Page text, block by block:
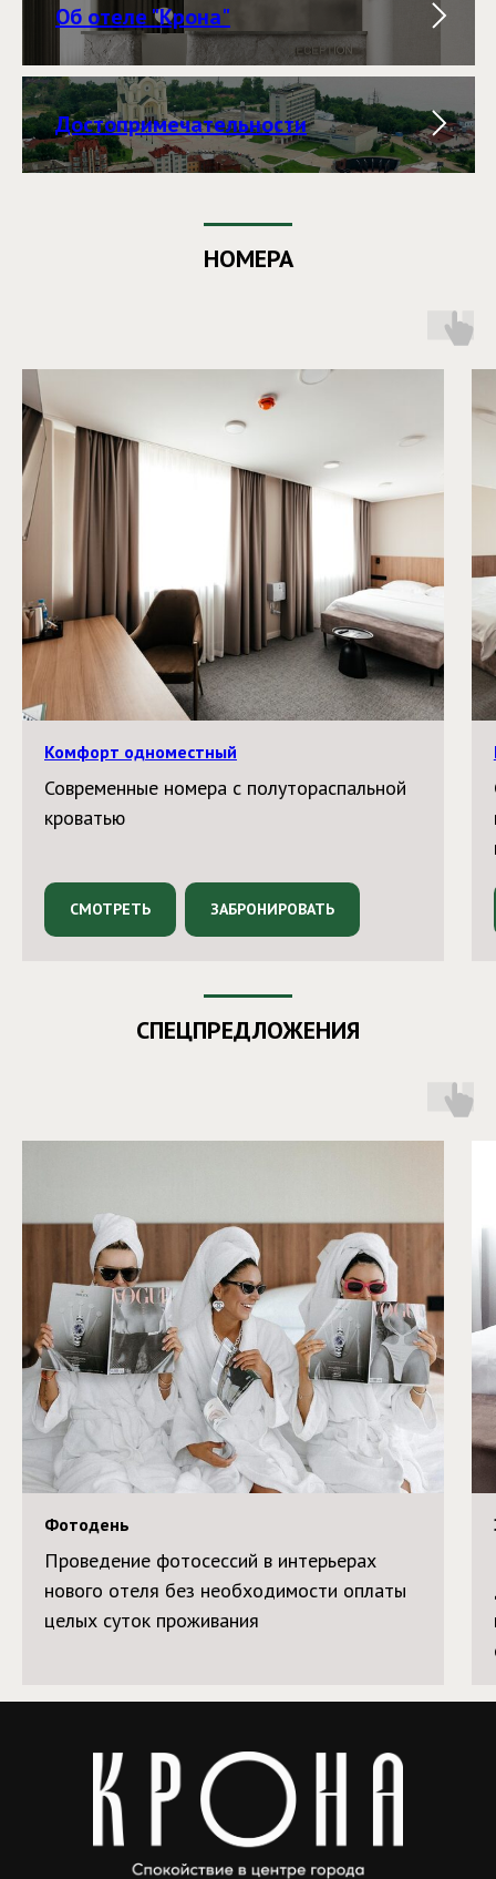
Об отеле "Крона"
Достопримечательности
НОМЕРА
Комфорт одноместный
Современные номера с полутораспальной
кроватью
СМОТРЕТЬ ЗАБРОНИРОВАТЬ
СПЕЦПРЕДЛОЖЕНИЯ
Фотодень
Проведение фотосессий в интерьерах
нового отеля без необходимости оплаты
целых суток проживания